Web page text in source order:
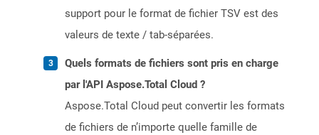
support pour le format de fichier TSV est des
valeurs de texte / tab-séparées.
Quels formats de fichiers sont pris en charge
par l'API Aspose.Total Cloud ?
Aspose.Total Cloud peut convertir les formats
de fichiers de n’importe quelle famille de